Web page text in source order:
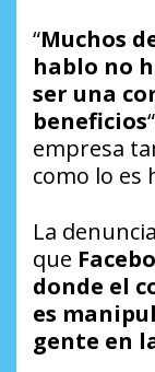
“Muchos
hablo no
ser una
beneficios
empresa
como lo es
La
que
donde el
es
gente en